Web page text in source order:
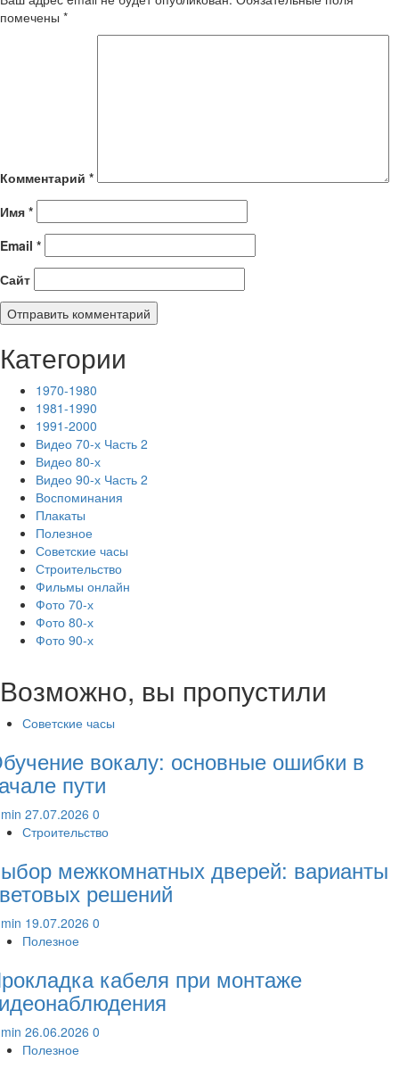
помечены *
Комментарий *
Имя *
Email *
Сайт
Категории
1970-1980
1981-1990
1991-2000
Видео 70-х Часть 2
Видео 80-х
Видео 90-х Часть 2
Воспоминания
Плакаты
Полезное
Советские часы
Строительство
Фильмы онлайн
Фото 70-х
Фото 80-х
Фото 90-х
Возможно, вы пропустили
Советские часы
вокалу: основные ошибки в
пути
27.07.2026 0
Строительство
межкомнатных дверей: варианты
решений
19.07.2026 0
Полезное
кабеля при монтаже
26.06.2026 0
Полезное